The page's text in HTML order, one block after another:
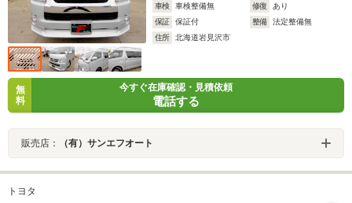
車検
車検整備無 修復
あり
保証
保証付 整備
法定整備無
住所
北海道岩見沢市
無
料
今すぐ在庫確認・見積依頼
電話する
販売店： （有）サンエフオート
トヨタ